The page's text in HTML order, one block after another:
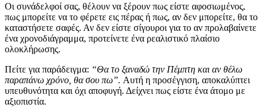
Οι συνάδελφοί σας, θέλουν να ξέρουν πως είστε αφοσιωμένος,
πως μπορείτε να το φέρετε εις πέρας ή πως, αν δεν μπορείτε, θα το
καταστήσετε σαφές. Αν δεν είστε σίγουροι για το αν προλαβαίνετε
ένα χρονοδιάγραμμα, προτείνετε ένα ρεαλιστικό πλαίσιο
ολοκλήρωσης.
Πείτε για παράδειγμα: “Θα το ξαναδώ την Πέμπτη και αν θέλω
παραπάνω χρόνο, θα σου πω”. Αυτή η προσέγγιση, αποκαλύπτει
υπευθυνότητα και όχι αποφυγή. Δείχνει πως είστε ένα άτομο με
αξιοπιστία.